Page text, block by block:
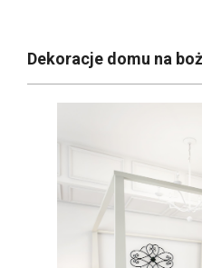
NavigationDekoracje domu na